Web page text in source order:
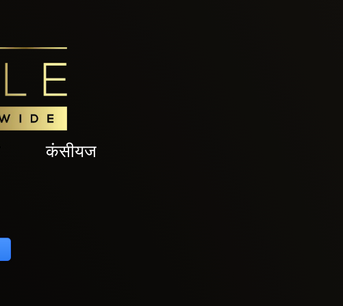
कंसीयज